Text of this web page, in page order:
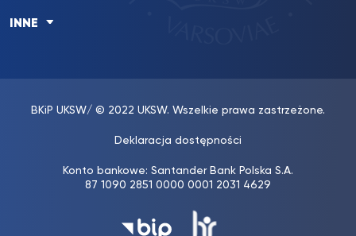
INNE
BKiP UKSW/ © 2022 UKSW. Wszelkie prawa zastrzeżone.
Deklaracja dostępności
Konto bankowe: Santander Bank Polska S.A.
87 1090 2851 0000 0001 2031 4629